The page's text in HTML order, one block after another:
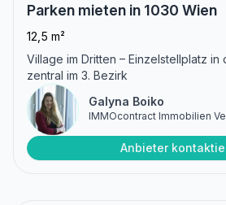
Parken mieten in 1030 Wien
12,5 m²
Village im Dritten – Einzelstellplatz
zentral im 3. Bezirk
Galyna Boiko
IMMOcontract Immobilien
Anbieter